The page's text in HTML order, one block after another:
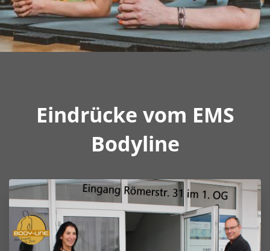
Eindrücke vom EMS
Bodyline